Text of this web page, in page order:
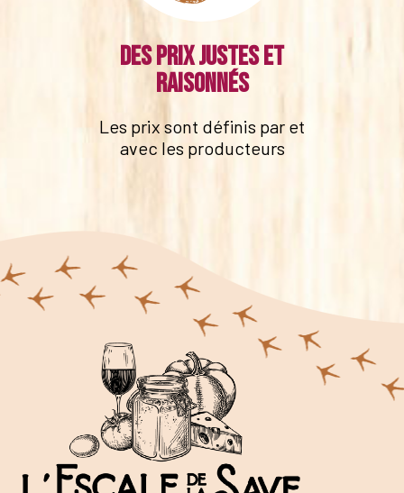
Des prix justes et
raisonnés
Les prix sont définis par et
avec les producteurs